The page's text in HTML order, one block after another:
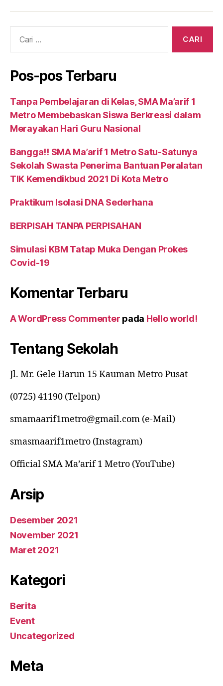
Pos-pos Terbaru
Tanpa Pembelajaran di Kelas, SMA Ma’arif 1
Metro Membebaskan Siswa Berkreasi dalam
Merayakan Hari Guru Nasional
Bangga!! SMA Ma’arif 1 Metro Satu-Satunya
Sekolah Swasta Penerima Bantuan Peralatan
TIK Kemendikbud 2021 Di Kota Metro
Praktikum Isolasi DNA Sederhana
BERPISAH TANPA PERPISAHAN
Simulasi KBM Tatap Muka Dengan Prokes
Covid-19
Komentar Terbaru
A WordPress Commenter pada Hello world!
Tentang Sekolah
Jl. Mr. Gele Harun 15 Kauman Metro Pusat
(0725) 41190 (Telpon)
smamaarif1metro@gmail.com (e-Mail)
smasmaarif1metro (Instagram)
Official SMA Ma’arif 1 Metro (YouTube)
Arsip
Desember 2021
November 2021
Maret 2021
Kategori
Berita
Event
Uncategorized
Meta